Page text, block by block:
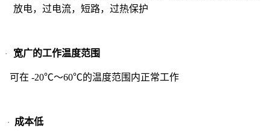
放电，过电流，短路，过热保护
· 宽广的工作温度范围
可在 -20℃～60℃的温度范围内正常工作
· 成本低